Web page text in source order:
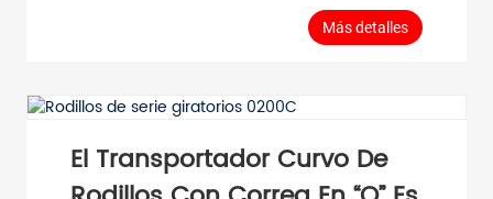
el transporte de materiales de carga ligera. El
rodillo cónico de PVC con manguito cónico
(PVC) permite fabricar diversos tipos de
transporte curvo. La conicidad estándar es de
3,6°; no se pueden personalizar conos
especiales.
Más detalles
El Transportador Curvo De